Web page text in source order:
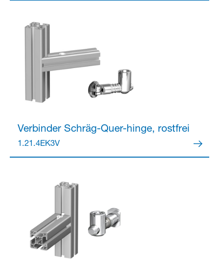
VerbinderSchräg-Quer-hinge, rostfrei
1.21.4EK3V